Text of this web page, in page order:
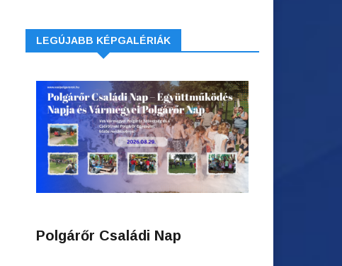
LEGÚJABB KÉPGALÉRIÁK
Polgárőr Családi Nap